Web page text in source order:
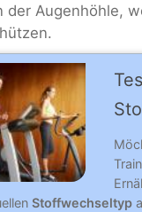
der Augenhöhle,
Stoffwechseltyp